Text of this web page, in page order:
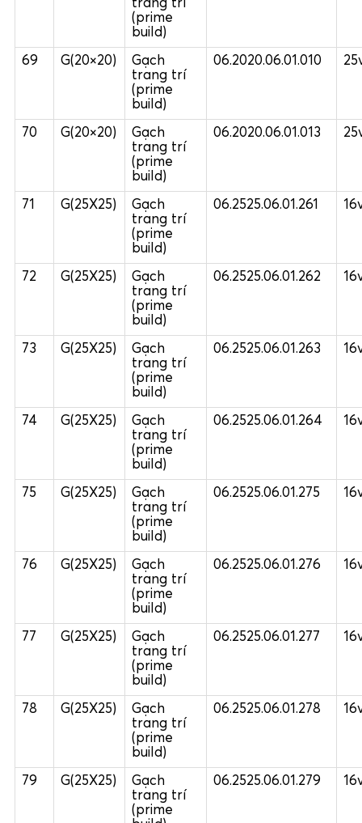
trang trí
(prime
build)
69 G(20×20)
Gạch
trang trí
(prime
build)
06.2020.06.01.010
70 G(20×20)
Gạch
trang trí
(prime
build)
06.2020.06.01.013
71 G(25X25)
Gạch
trang trí
(prime
build)
06.2525.06.01.261
72 G(25X25)
Gạch
trang trí
(prime
build)
06.2525.06.01.262
73 G(25X25)
Gạch
trang trí
(prime
build)
06.2525.06.01.263
74 G(25X25)
Gạch
trang trí
(prime
build)
06.2525.06.01.264
75 G(25X25)
Gạch
trang trí
(prime
build)
06.2525.06.01.275
76 G(25X25)
Gạch
trang trí
(prime
build)
06.2525.06.01.276
77 G(25X25)
Gạch
trang trí
(prime
build)
06.2525.06.01.277
78 G(25X25)
Gạch
trang trí
(prime
build)
06.2525.06.01.278
79 G(25X25)
Gạch
trang trí
(prime
06.2525.06.01.279